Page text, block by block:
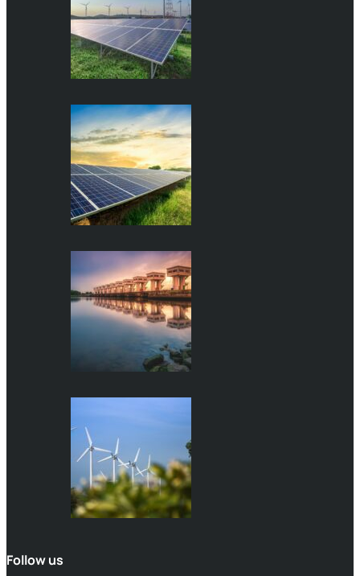
Follow us